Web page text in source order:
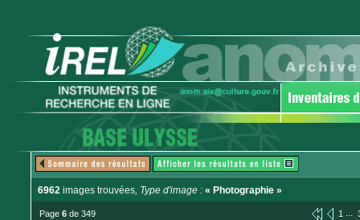
6962 images trouvées, Type d'image : « Photographie »
Page 6 de 349 1 ...